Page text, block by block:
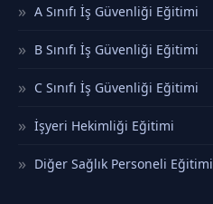
A Sınıfı İş Güvenliği Eğitimi
B Sınıfı İş Güvenliği Eğitimi
C Sınıfı İş Güvenliği Eğitimi
İşyeri Hekimliği Eğitimi
Diğer Sağlık Personeli Eğitimi